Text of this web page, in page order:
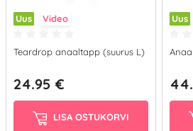
Uus Video
Teardrop anaaltapp (suurus L)
24.95 €
LISA OSTUKORVI
Uus